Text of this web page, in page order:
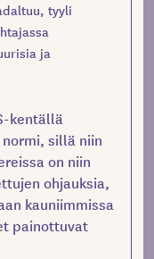
tyyli
ja
kentällä
sillä niin
on niin
ohjauksia,
kauniimmissa
painottuvat